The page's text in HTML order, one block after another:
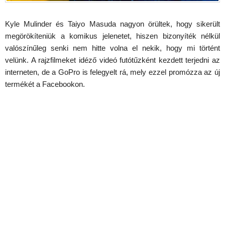
Kyle Mulinder és Taiyo Masuda nagyon örültek, hogy sikerült
megörökíteniük a komikus jelenetet, hiszen bizonyíték nélkül
valószínűleg senki nem hitte volna el nekik, hogy mi történt
velünk. A rajzfilmeket idéző videó futótűzként kezdett terjedni az
interneten, de a GoPro is felegyelt rá, mely ezzel promózza az új
termékét a Facebookon.